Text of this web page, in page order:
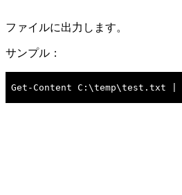
ファイルに出力します。
サンプル：
Get-Content C:\temp\test.txt